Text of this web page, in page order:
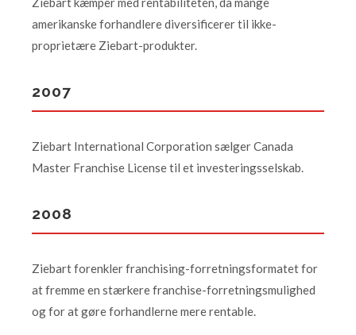
amerikanske forhandlere diversificerer til ikke-
proprietære Ziebart-produkter.
2007
Ziebart International Corporation sælger Canada
Master Franchise License til et investeringsselskab.
2008
Ziebart forenkler franchising-forretningsformatet for
at fremme en stærkere franchise-forretningsmulighed
og for at gøre forhandlerne mere rentable.